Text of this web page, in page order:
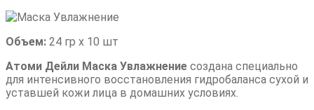
Объем: 24 гр х 10 шт
Атоми Дейли Маска Увлажнение создана специально
для интенсивного восстановления гидробаланса сухой и
уставшей кожи лица в домашних условиях.